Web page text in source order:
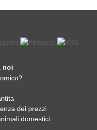
noi
dei prezzi
domestici